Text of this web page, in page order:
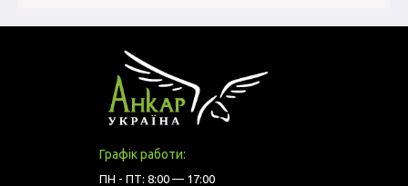
Графік работи:
ПН - ПТ: 8:00 — 17:00